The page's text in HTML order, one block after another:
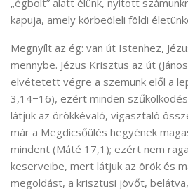
kapuja, amely körbeöleli földi
Megnyílt az ég: van út Istenhez,
mennybe. Jézus Krisztus az út
elvétetett végre a szemünk elől a
3,14−16), ezért minden
látjuk az örökkévaló, vigasztaló
már a Megdicsőülés hegyének
mindent (Máté 17,1); ezért nem
keserveibe, mert látjuk az örök és
megoldást, a krisztusi jövőt,